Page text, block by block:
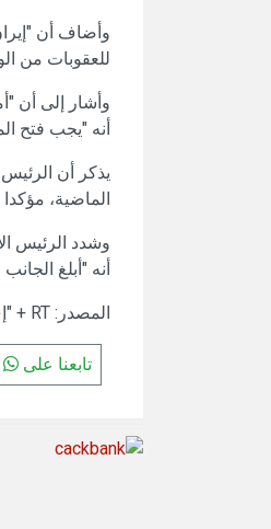
وأضاف أن
للعقوبات من
وأشار إلى أن
أنه "يجب فتح
يذكر أن الرئيس
الماضية،
وشدد الرئيس
أنه "أبلغ
المصدر: RT + "إي بي سي نيوز
تابعنا على